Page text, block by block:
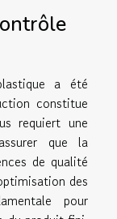
a été
constitue
requiert une
que la
de qualité
des
pour